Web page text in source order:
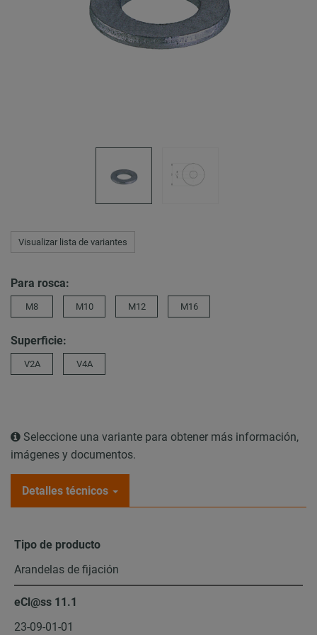
Visualizar lista de variantes
Para rosca:
M8 M10 M12 M16
Superficie:
V2A V4A
Seleccione una variante para obtener más información,
imágenes y documentos.
Detalles técnicos
Tipo de producto
Arandelas de fijación
eCl@ss 11.1
23-09-01-01